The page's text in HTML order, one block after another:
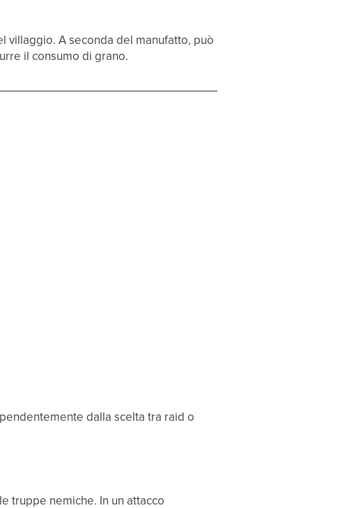
villaggio. A seconda del manufatto, può
il consumo di grano.
dalla scelta tra raid o
truppe nemiche. In un attacco